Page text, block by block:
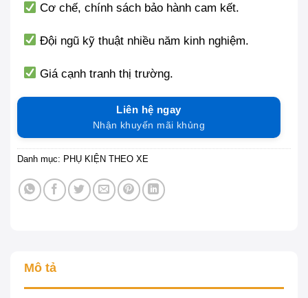
Cơ chế, chính sách bảo hành cam kết.
Đội ngũ kỹ thuật nhiều năm kinh nghiệm.
Giá cạnh tranh thị trường.
Liên hệ ngay
Nhận khuyến mãi khủng
Danh mục: PHỤ KIỆN THEO XE
Mô tả